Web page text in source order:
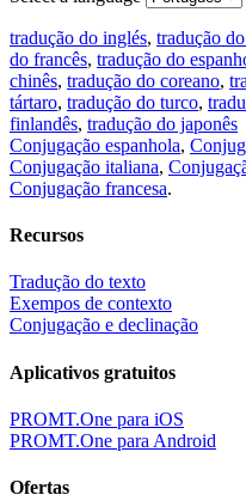
tradução do inglés, tradução
do francês, tradução do
chinês, tradução do coreano,
tártaro, tradução do turco,
finlandês, tradução do japonês
Conjugação espanhola,
Conjugação italiana,
Conjugação francesa.
Recursos
Tradução do texto
Exempos de contexto
Conjugação e declinação
Aplicativos gratuitos
PROMT.One para iOS
PROMT.One para Android
Ofertas